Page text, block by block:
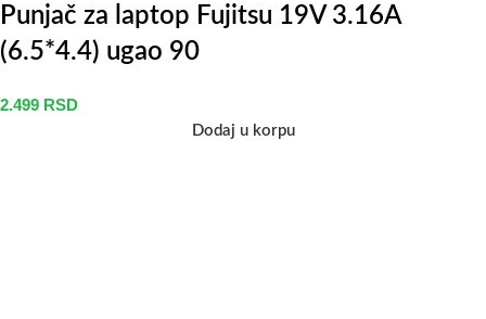
Punjač za laptop Fujitsu 19V 3.16A
(6.5*4.4) ugao 90
2.499 RSD
Dodaj u korpu